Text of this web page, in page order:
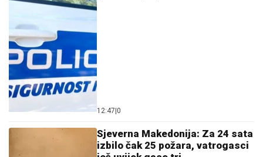
12:47 0
Sjeverna Makedonija: Za 24 sata
izbilo čak 25 požara, vatrogasci